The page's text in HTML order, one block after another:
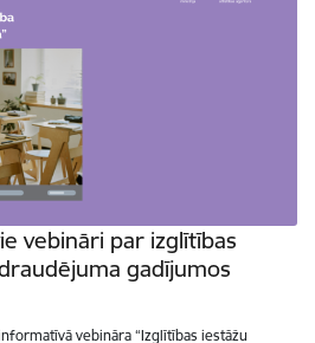
vebināri par izglītības
gadījumos
vebināra “Izglītības iestāžu